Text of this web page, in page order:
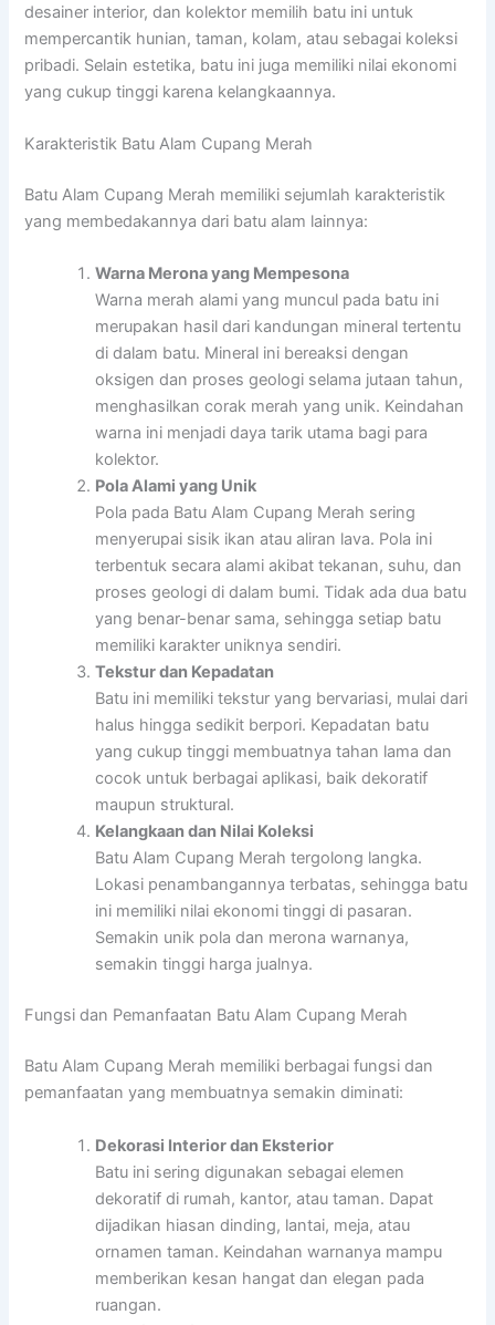
desainer interior, dan kolektor memilih batu ini untuk
mempercantik hunian, taman, kolam, atau sebagai koleksi
pribadi. Selain estetika, batu ini juga memiliki nilai ekonomi
yang cukup tinggi karena kelangkaannya.
Karakteristik Batu Alam Cupang Merah
Batu Alam Cupang Merah memiliki sejumlah karakteristik
yang membedakannya dari batu alam lainnya:
Warna Merona yang Mempesona
Warna merah alami yang muncul pada batu ini
merupakan hasil dari kandungan mineral tertentu
di dalam batu. Mineral ini bereaksi dengan
oksigen dan proses geologi selama jutaan tahun,
menghasilkan corak merah yang unik. Keindahan
warna ini menjadi daya tarik utama bagi para
kolektor.
Pola Alami yang Unik
Pola pada Batu Alam Cupang Merah sering
menyerupai sisik ikan atau aliran lava. Pola ini
terbentuk secara alami akibat tekanan, suhu, dan
proses geologi di dalam bumi. Tidak ada dua batu
yang benar-benar sama, sehingga setiap batu
memiliki karakter uniknya sendiri.
Tekstur dan Kepadatan
Batu ini memiliki tekstur yang bervariasi, mulai dari
halus hingga sedikit berpori. Kepadatan batu
yang cukup tinggi membuatnya tahan lama dan
cocok untuk berbagai aplikasi, baik dekoratif
maupun struktural.
Kelangkaan dan Nilai Koleksi
Batu Alam Cupang Merah tergolong langka.
Lokasi penambangannya terbatas, sehingga batu
ini memiliki nilai ekonomi tinggi di pasaran.
Semakin unik pola dan merona warnanya,
semakin tinggi harga jualnya.
Fungsi dan Pemanfaatan Batu Alam Cupang Merah
Batu Alam Cupang Merah memiliki berbagai fungsi dan
pemanfaatan yang membuatnya semakin diminati:
Dekorasi Interior dan Eksterior
Batu ini sering digunakan sebagai elemen
dekoratif di rumah, kantor, atau taman. Dapat
dijadikan hiasan dinding, lantai, meja, atau
ornamen taman. Keindahan warnanya mampu
memberikan kesan hangat dan elegan pada
ruangan.